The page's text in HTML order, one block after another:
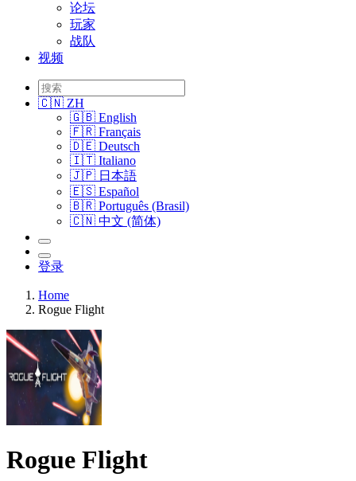
论坛
玩家
战队
视频
🇨🇳 ZH
🇬🇧 English
🇫🇷 Français
🇩🇪 Deutsch
🇮🇹 Italiano
🇯🇵 日本語
🇪🇸 Español
🇧🇷 Português (Brasil)
🇨🇳 中文 (简体)
登录
Home
Rogue Flight
Rogue Flight